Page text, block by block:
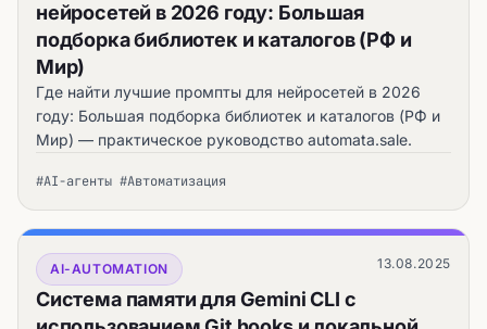
нейросетей в 2026 году: Большая
подборка библиотек и каталогов (РФ и
Мир)
Где найти лучшие промпты для нейросетей в 2026
году: Большая подборка библиотек и каталогов (РФ и
Мир) — практическое руководство automata.sale.
#AI-агенты #Автоматизация
AI-AUTOMATION 13.08.2025
Система памяти для Gemini CLI с